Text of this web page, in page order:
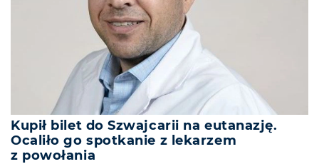
Kupił bilet do Szwajcarii na eutanazję.
Ocaliło go spotkanie z lekarzem
z powołania